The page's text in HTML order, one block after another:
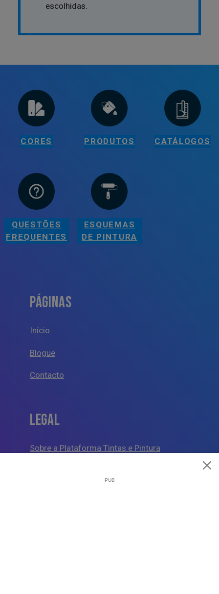
escolhidas.
CORES PRODUTOS CATÁLOGOS
QUESTÕES
FREQUENTES
ESQUEMAS
DE PINTURA
PÁGINAS
Início
Blogue
Contacto
LEGAL
Sobre a Plataforma Tintas e Pintura